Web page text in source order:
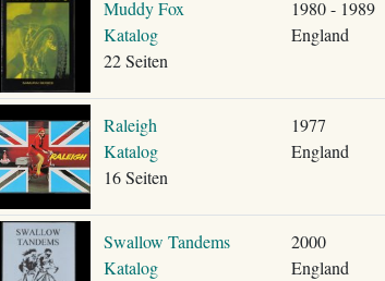
Muddy Fox
Katalog
22 Seiten
1980 - 1989
England
Raleigh
Katalog
16 Seiten
1977
England
Swallow Tandems
Katalog
2000
England